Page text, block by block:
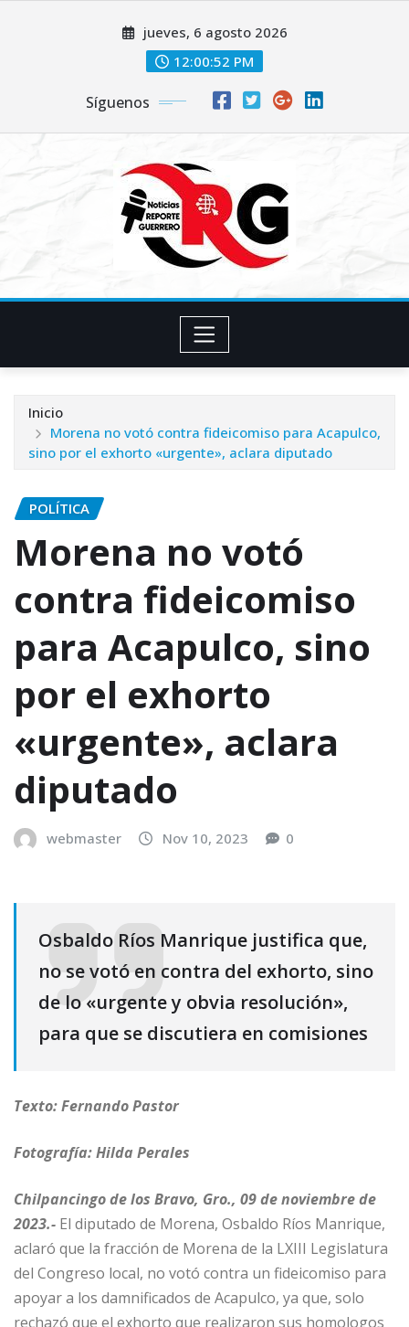
jueves, 6 agosto 2026
12:00:53 PM
Síguenos
Inicio
Morena no votó contra fideicomiso para Acapulco,
sino por el exhorto «urgente», aclara diputado
POLÍTICA
Morena no votó
contra fideicomiso
para Acapulco, sino
por el exhorto
«urgente», aclara
diputado
webmaster Nov 10, 2023 0
Osbaldo Ríos Manrique justifica que,
no se votó en contra del exhorto, sino
de lo «urgente y obvia resolución»,
para que se discutiera en comisiones
Texto: Fernando Pastor
Fotografía: Hilda Perales
Chilpancingo de los Bravo, Gro., 09 de noviembre de
2023.- El diputado de Morena, Osbaldo Ríos Manrique,
aclaró que la fracción de Morena de la LXIII Legislatura
del Congreso local, no votó contra un fideicomiso para
apoyar a los damnificados de Acapulco, ya que, solo
rechazó que el exhorto que realizaron sus homologos